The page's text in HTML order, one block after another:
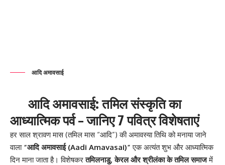
आदि अमावसाई
आदि अमावसाई: तमिल संस्कृति का
आध्यात्मिक पर्व – जानिए 7 पवित्र विशेषताएं
हर साल श्रावण मास (तमिल मास “आदि”) की अमावस्या तिथि को मनाया जाने
वाला “आदि अमावसाई (Aadi Amavasai)” एक अत्यंत शुभ और आध्यात्मिक
दिन माना जाता है। विशेषकरतमिलनाडु, केरल और श्रीलंका के तमिल समाजमें